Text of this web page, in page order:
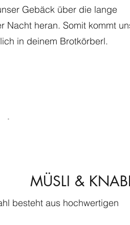
Gebäck über die lange
Nacht heran. Somit kommt
in deinem Brotkörberl.
MÜSLI &
besteht aus hochwertigen